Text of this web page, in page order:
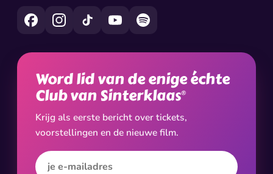
Word lid van de enige échte
Club van Sinterklaas®
Krijg als eerste bericht over tickets,
voorstellingen en de nieuwe film.
E-mailadres